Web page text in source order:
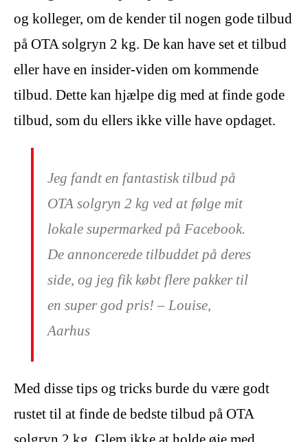
og kolleger, om de kender til nogen gode tilbud
på OTA solgryn 2 kg. De kan have set et tilbud
eller have en insider-viden om kommende
tilbud. Dette kan hjælpe dig med at finde gode
tilbud, som du ellers ikke ville have opdaget.
Jeg fandt en fantastisk tilbud på
OTA solgryn 2 kg ved at følge mit
lokale supermarked på Facebook.
De annoncerede tilbuddet på deres
side, og jeg fik købt flere pakker til
en super god pris! – Louise,
Aarhus
Med disse tips og tricks burde du være godt
rustet til at finde de bedste tilbud på OTA